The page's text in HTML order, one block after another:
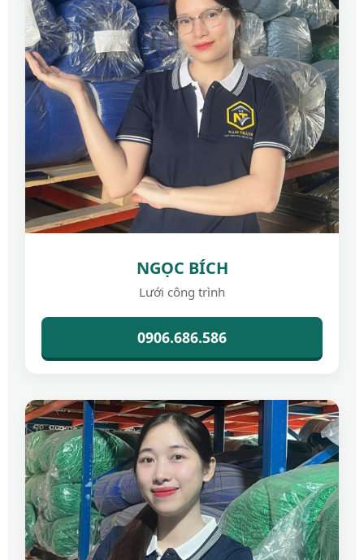
NGỌC BÍCH
Lưới công trình
0906.686.586